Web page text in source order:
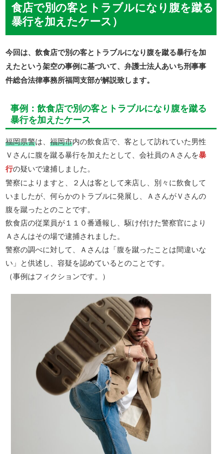
食店で別の客とトラブルになり腹を蹴る
暴行を加えたケース）
今回は、飲食店で別の客とトラブルになり腹を蹴る暴行を加
えたという架空の事例に基づいて、弁護士法人あいち刑事事
件総合法律事務所福岡支部が解説致します。
事例：飲食店で別の客とトラブルになり腹を蹴る
暴行を加えたケース
福岡県警は、福岡市内の飲食店で、客として訪れていた男性
Ｖさんに腹を蹴る暴行を加えたとして、会社員のＡさんを暴
行の疑いで逮捕しました。
警察によりますと、２人は客として来店し、別々に飲食して
いましたが、何らかのトラブルに発展し、ＡさんがＶさんの
腹を蹴ったとのことです。
飲食店の従業員が１１０番通報し、駆け付けた警察官により
Ａさんはその場で逮捕されました。
警察の調べに対して、Ａさんは「腹を蹴ったことは間違いな
い」と供述し、容疑を認めているとのことです。
（事例はフィクションです。）